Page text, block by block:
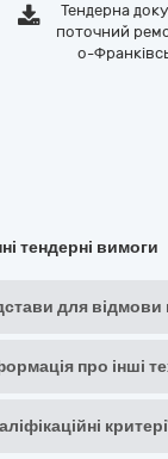
Тендерна
поточний
о-
тендерні вимоги
для відмови
про інші